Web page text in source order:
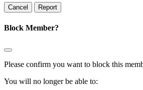
Report
Block Member?
Please confirm you want to block this
You will no longer be able to: